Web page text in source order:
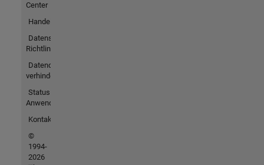
Center
Handelsmarken
Datenschutz-
Richtlinien
Datendiebstahl
verhindern
Status von
Anwendungen
Kontakt
©
1994-
2026